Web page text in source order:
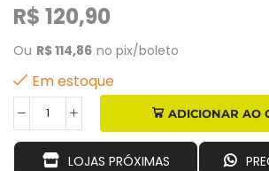
R$ 120,90
Ou R$114,86 no pix/boleto
Em estoque
ADICIONAR AO
LOJAS PRÓXIMAS